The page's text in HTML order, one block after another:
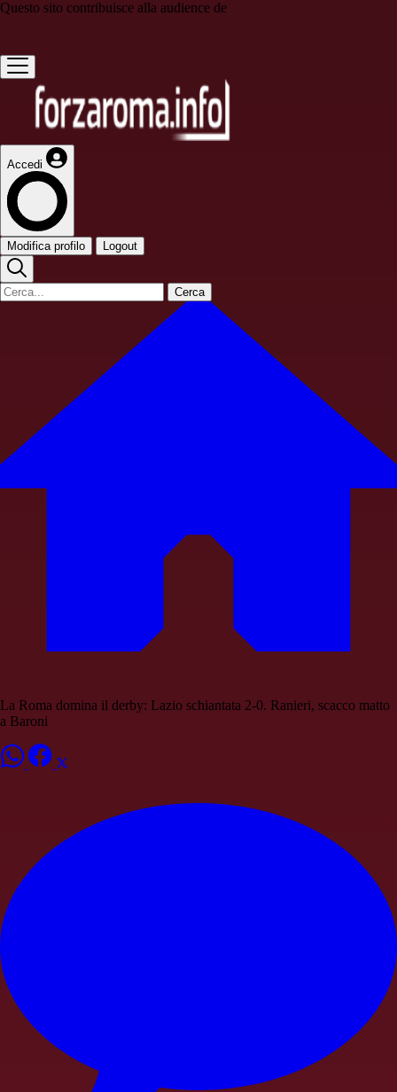
Questo sito contribuisce alla audience de
Accedi
Modifica profilo Logout
Cerca
La Roma domina il derby: Lazio schiantata 2-0. Ranieri, scacco matto
a Baroni